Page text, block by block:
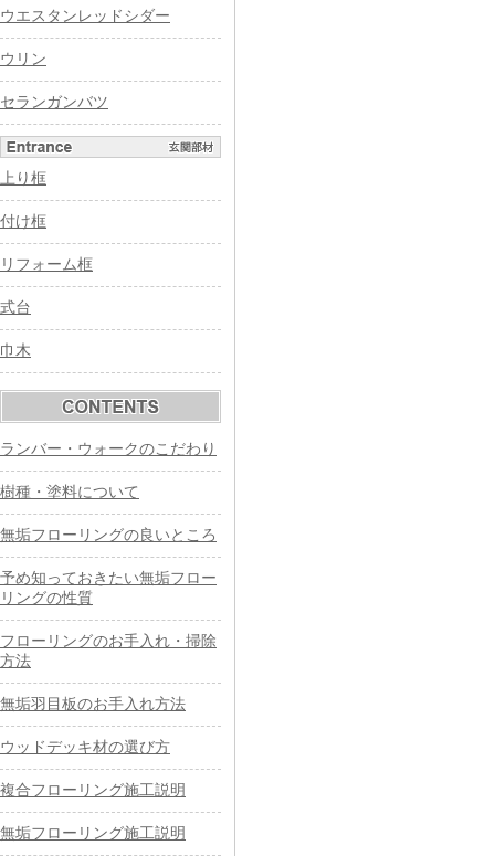
ウエスタンレッドシダー
ウリン
セランガンバツ
上り框
付け框
リフォーム框
式台
巾木
ランバー・ウォークのこだわり
樹種・塗料について
無垢フローリングの良いところ
予め知っておきたい無垢フロー
リングの性質
フローリングのお手入れ・掃除
方法
無垢羽目板のお手入れ方法
ウッドデッキ材の選び方
複合フローリング施工説明
無垢フローリング施工説明